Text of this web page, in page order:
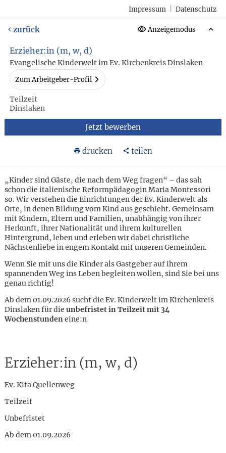
Impressum Datenschutz
zurück Anzeigemodus
Erzieher:in (m, w, d)
Evangelische Kinderwelt im Ev. Kirchenkreis Dinslaken
Zum Arbeitgeber-Profil
Teilzeit
Dinslaken
Jetzt bewerben
drucken teilen
„Kinder sind Gäste, die nach dem Weg fragen“ – das sah
schon die italienische Reformpädagogin Maria Montessori
so. Wir verstehen die Einrichtungen der Ev. Kinderwelt als
Orte, in denen Bildung vom Kind aus geschieht. Gemeinsam
mit Kindern, Eltern und Familien, unabhängig von ihrer
Herkunft, ihrer Nationalität und ihrem kulturellen
Hintergrund, leben und erleben wir dabei christliche
Nächstenliebe in engem Kontakt mit unseren Gemeinden.
Wenn Sie mit uns die Kinder als Gastgeber auf ihrem
spannenden Weg ins Leben begleiten wollen, sind Sie bei uns
genau richtig!
Ab dem 01.09.2026 sucht die Ev. Kinderwelt im Kirchenkreis
Dinslaken für die unbefristet in Teilzeit mit 34
Wochenstundeneine:n
Erzieher:in (m, w, d)
Ev. Kita Quellenweg
Teilzeit
Unbefristet
Ab dem 01.09.2026